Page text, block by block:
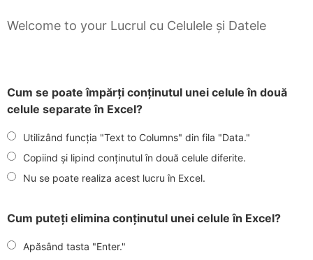
Welcome to your Lucrul cu Celulele și Datele
Cum se poate împărți conținutul unei celule în două
celule separate în Excel?
Utilizând funcția "Text to Columns" din fila "Data."
Copiind și lipind conținutul în două celule diferite.
Nu se poate realiza acest lucru în Excel.
Cum puteți elimina conținutul unei celule în Excel?
Apăsând tasta "Enter."